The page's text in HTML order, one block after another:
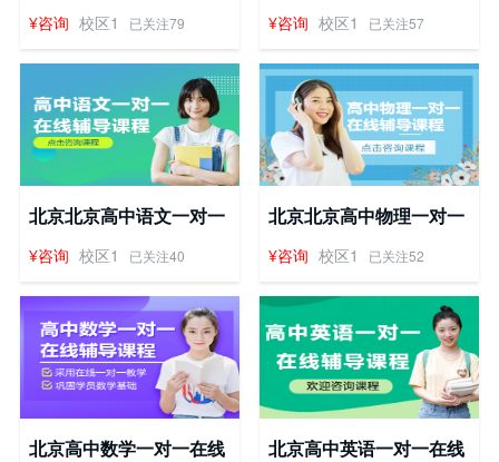
程
¥咨询 校区1 已关注79
程
¥咨询 校区1 已关注57
北京北京高中语文一对一
在线辅导课程
¥咨询 校区1 已关注40
北京北京高中物理一对一
在线辅导课程
¥咨询 校区1 已关注52
北京高中数学一对一在线
北京高中英语一对一在线